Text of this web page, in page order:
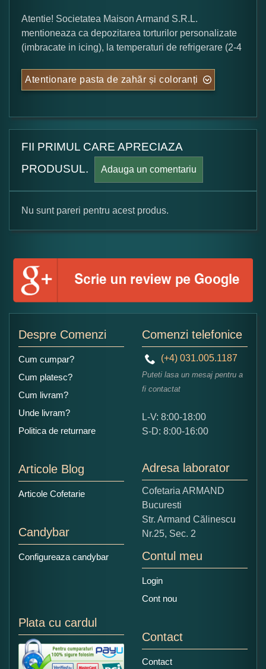
Atentie! Societatea Maison Armand S.R.L.
mentioneaza ca depozitarea torturilor personalizate
(imbracate in icing), la temperaturi de refrigerare (2-4
Atentionare pasta de zahăr și coloranți
FII PRIMUL CARE APRECIAZA
PRODUSUL.
Adauga un comentariu
Formular pareri client
Numele dumneavoastra:
Ce nota acordati acestui produs?
5
Copiati alaturi numarul din imagine:
Nu sunt pareri pentru acest produs.
Despre Comenzi
Cum cumpar?
Cum platesc?
Cum livram?
Unde livram?
Politica de returnare
Articole Blog
Articole Cofetarie
Candybar
Configureaza candybar
Comenzi telefonice
(+4) 031.005.1187
Puteti lasa un mesaj pentru a
fi contactat
L-V: 8:00-18:00
S-D: 8:00-16:00
Adresa laborator
Cofetaria ARMAND
Bucuresti
Str. Armand Călinescu
Nr.25, Sec. 2
Contul meu
Login
Cont nou
Plata cu cardul
Contact
Contact